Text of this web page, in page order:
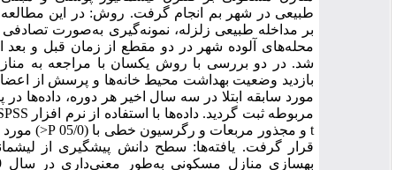
در شهر بم انجام گرفت. روش: در این مطالعه تحلیلی مبتنی
مداخله طبیعی زلزله، نمونه‌گیری به‌صورت تصادفی و خوشه‌ای از
آلوده شهر در دو مقطع از زمان قبل و بعد از زلزله انجام
در دو بررسی با روش یکسان با مراجعه به منازل مسکونی و
وضعیت بهداشت محیط خانه‌ها و پرسش از اعضای خانوارها در
سابقه ابتلا در سه سال اخیر هر دوره، داده‌ها در پرسشنامه‌های
مربوطه ثبت گردید. داده‌ها با استفاده از نرم افزار SPSS با آزمون‌های
t و مجذور مربعات و رگرسیون خطی با (05/0 P<) مورد تجزیه و تحلیل
گرفت. یافته‌ها: سطح دانش پیشگیری از لیشمانیوز پوستی و
بهسازی منازل مسکونی به‌طور معنی‌داری در سال 1389 ( بعد از